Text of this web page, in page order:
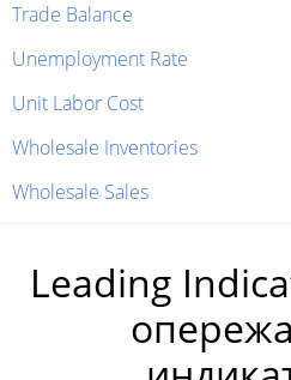
Trade Balance
Unemployment Rate
Unit Labor Cost
Wholesale Inventories
Wholesale Sales
Leading